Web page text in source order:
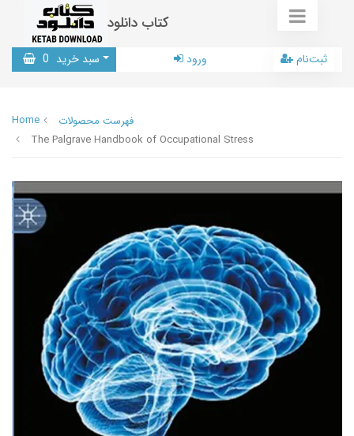
کتاب دانلود
سبد خرید 0 ورود ثبت‌نام
Home
فهرست محصولات
The Palgrave Handbook of Occupational Stress